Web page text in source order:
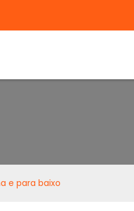
e para baixo